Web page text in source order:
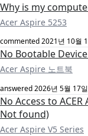
Why is my
Acer Aspire 5253
commented2021년 10월
No Bootable
Acer Aspire 노트북
answered2026년 5월 17일
No Access to
Not found)
Acer Aspire V5 Series